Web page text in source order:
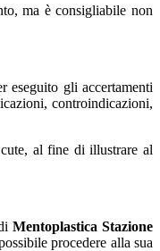
ma è consigliabile non
eseguito gli accertamenti
controindicazioni,
al fine di illustrare al
Mentoplastica Stazione
procedere alla sua